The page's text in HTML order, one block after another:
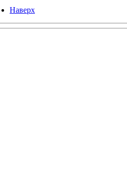
Наверх